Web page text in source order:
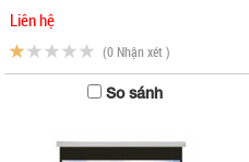
Liên hệ
(0 Nhận xét )
So sánh